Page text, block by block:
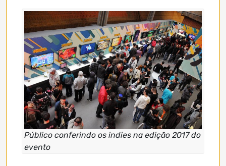
Público conferindo os indies na edição 2017 do
evento